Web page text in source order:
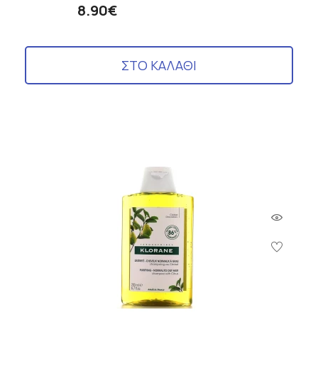
8.90€
ΣΤΟ ΚΑΛΑΘΙ